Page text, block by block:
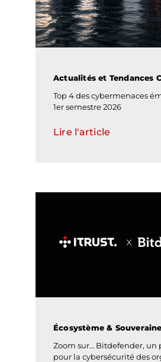
Actualités et Tendances
Top 4 des cybermenaces
1er semestre 2026
Lire l'article
Écosystème &
Zoom sur… Bitdefender, un
pour la cybersécurité des